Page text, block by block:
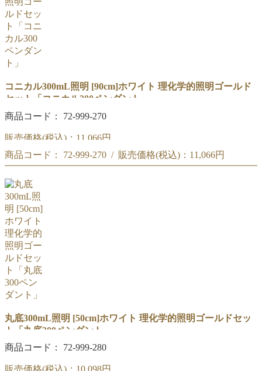
コニカル300mL照明 [90cm]ホワイト 理化学的照明ゴールド
セット「コニカル300ペンダント」
商品コード： 72-999-270
販売価格(税込)： 11,066円
90cm「コニカル300ペンダント」ホワイト セット
理化学的照明ゴールド
商品コード： 72-999-270 / 販売価格(税込)： 11,066円
90cm「コニカル300ペンダント」ホワイト セット
商品コード : 72-999-270
理化学的照明ゴールド
丸底300mL照明 [50cm]ホワイト 理化学的照明ゴールドセッ
ト「丸底300ペンダント」
商品コード： 72-999-280